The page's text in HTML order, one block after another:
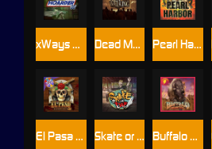
Dead Men Walking
Skate or Die
El Pasa Gunfight xNudge Buffalo Hunter
Pearl Harbor
xWays Hoarder xSplit